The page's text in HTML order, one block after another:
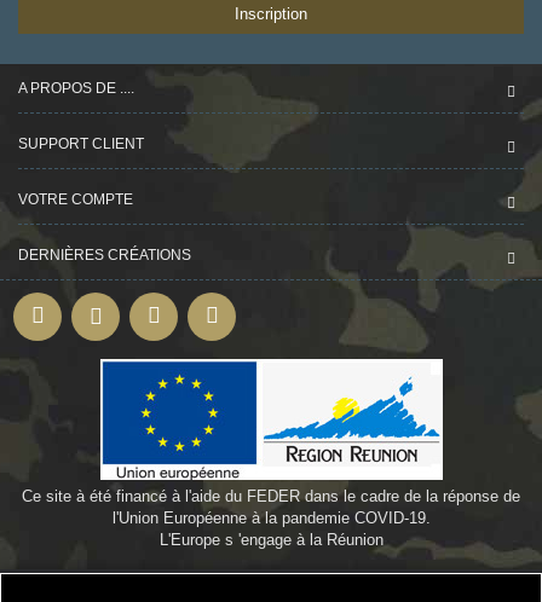
Inscription
A PROPOS DE ....
SUPPORT CLIENT
VOTRE COMPTE
DERNIÈRES CRÉATIONS
Ce site à été financé à l'aide du FEDER dans le cadre de la réponse de
l'Union Européenne à la pandemie COVID-19.
L'Europe s 'engage à la Réunion